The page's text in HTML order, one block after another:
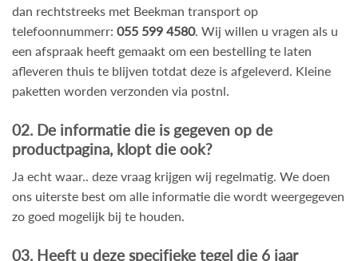
dan rechtstreeks met Beekman transport op
telefoonnummerr: 055 599 4580. Wij willen u vragen als u
een afspraak heeft gemaakt om een bestelling te laten
afleveren thuis te blijven totdat deze is afgeleverd. Kleine
paketten worden verzonden via postnl.
02. De informatie die is gegeven op de
productpagina, klopt die ook?
Ja echt waar.. deze vraag krijgen wij regelmatig. We doen
ons uiterste best om alle informatie die wordt weergegeven
zo goed mogelijk bij te houden.
03. Heeft u deze specifieke tegel die 6 jaar